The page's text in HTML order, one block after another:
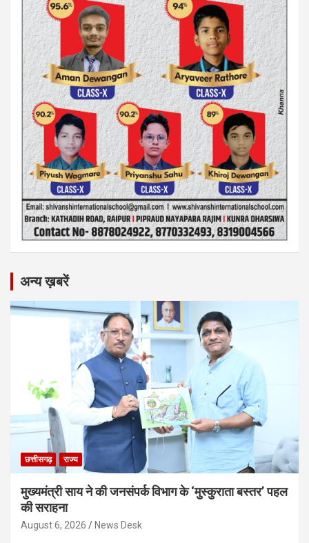
अन्य ख़बरें
छत्तीसगढ़ राज्य
मुख्यमंत्री साय ने की जनसंपर्क विभाग के ‘मुस्कुराता बस्तर’ पहल
की सराहना
August 6, 2026 News Desk